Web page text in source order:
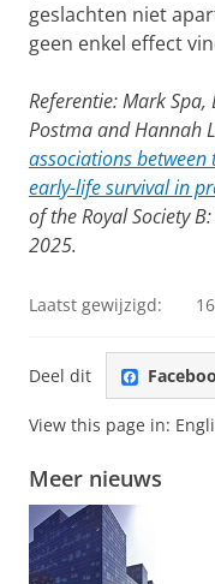
geslachten niet
geen enkel effect
Referentie: Mark
Postma and Hannah
associations
early-life survival in
of the Royal Society
2025.
Laatst gewijzigd:
Deel dit
View this page in:
Meer nieuws